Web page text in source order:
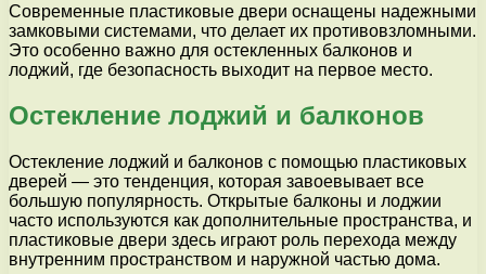
Современные пластиковые двери оснащены надежными
замковыми системами, что делает их противовзломными.
Это особенно важно для остекленных балконов и
лоджий, где безопасность выходит на первое место.
Остекление лоджий и балконов
Остекление лоджий и балконов с помощью пластиковых
дверей — это тенденция, которая завоевывает все
большую популярность. Открытые балконы и лоджии
часто используются как дополнительные пространства, и
пластиковые двери здесь играют роль перехода между
внутренним пространством и наружной частью дома.